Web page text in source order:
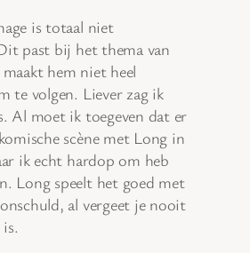
is totaal niet
past bij het thema van
hem niet heel
te volgen. Liever zag ik
Al moet ik toegeven dat er
scène met Long in
ik echt hardop om heb
Long speelt het goed met
al vergeet je nooit